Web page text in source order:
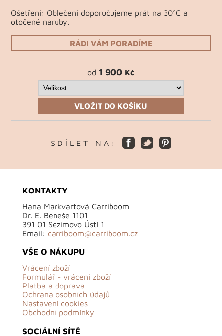
Ošetření: Oblečení doporučujeme prát na 30°C a
otočené naruby.
RÁDI VÁM PORADÍME
od 1 900 Kč
VLOŽIT DO KOŠÍKU
S D Í L E T N A :
KONTAKTY
Hana Markvartová Carriboom
Dr. E. Beneše 1101
391 01 Sezimovo Ústí 1
Email: carriboom@carriboom.cz
VŠE O NÁKUPU
Vrácení zboží
Formulář - vrácení zboží
Platba a doprava
Ochrana osobních údajů
Nastavení cookies
Obchodní podmínky
SOCIÁLNÍ SÍTĚ